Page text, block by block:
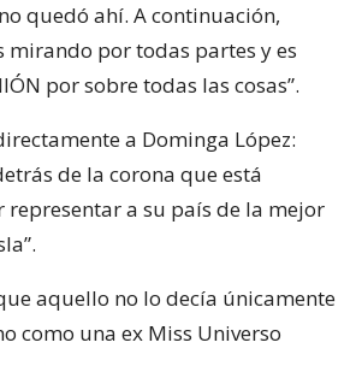
quedó ahí. A continuación,
mirando por todas partes y es
por sobre todas las cosas”.
a Dominga López:
de la corona que está
a su país de la mejor
aquello no lo decía únicamente
como una ex Miss Universo